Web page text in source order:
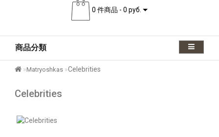
0 件商品 - 0 руб.
商品分類
Matryoshkas Celebrities
Celebrities